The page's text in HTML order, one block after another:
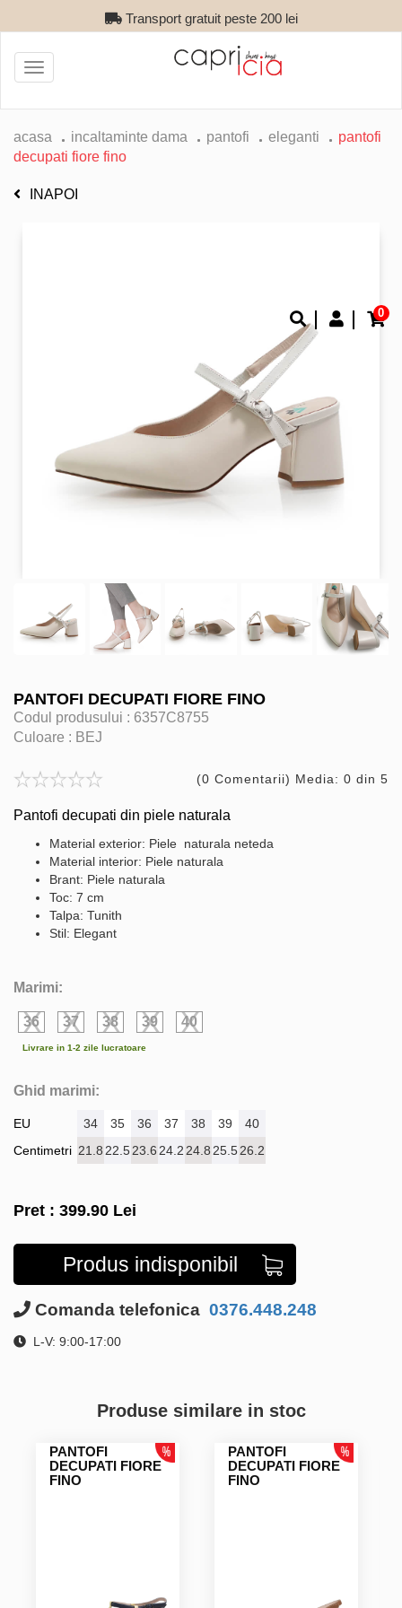
Transport gratuit peste 200 lei
0
Toggle
navigation
acasa incaltaminte dama pantofi eleganti
pantofi
decupati fiore fino
INAPOI
PANTOFI DECUPATI FIORE FINO
Codul produsului : 6357C8755
Culoare : BEJ
(0 Comentarii) Media: 0 din 5
Pantofi decupati din piele naturala
Material exterior: Piele naturala neteda
Material interior: Piele naturala
Brant: Piele naturala
Toc: 7 cm
Talpa: Tunith
Stil: Elegant
Marimi:
36 37 38 39 40
Livrare in 1-2 zile lucratoare
Ghid marimi:
EU
Centimetri
34 35 36 37 38 39
40
21.8 22.523.6 24.2 24.8 25.526.2
Pret : 399.90 Lei
Produs indisponibil
Comanda telefonica 0376.448.248
L-V: 9:00-17:00
Produse similare in stoc
PANTOFI
DECUPATI FIORE
FINO
PANTOFI
DECUPATI FIORE
FINO